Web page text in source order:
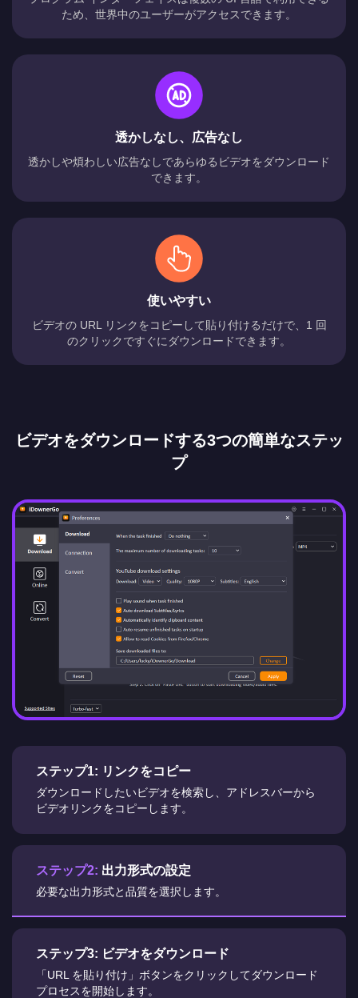
ため、世界中のユーザーがアクセスできます。
透かしなし、広告なし
透かしや煩わしい広告なしであらゆるビデオをダウンロード
できます。
使いやすい
ビデオの URL リンクをコピーして貼り付けるだけで、1 回
のクリックですぐにダウンロードできます。
ビデオをダウンロードする3つの簡単なステッ
プ
ステップ1: リンクをコピー
ダウンロードしたいビデオを検索し、アドレスバーから
ビデオリンクをコピーします。
ステップ2: 出力形式の設定
必要な出力形式と品質を選択します。
ステップ3: ビデオをダウンロード
「URL を貼り付け」ボタンをクリックしてダウンロード
プロセスを開始します。